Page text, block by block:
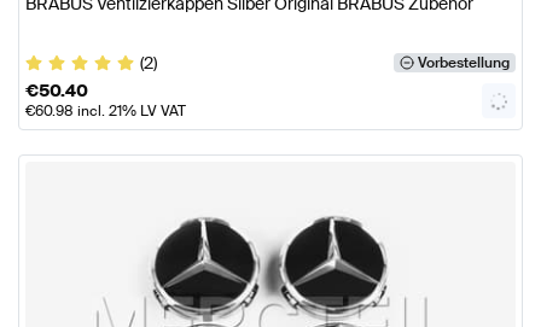
(2) Vorbestellung
€50.40
€60.98 incl. 21% LV VAT